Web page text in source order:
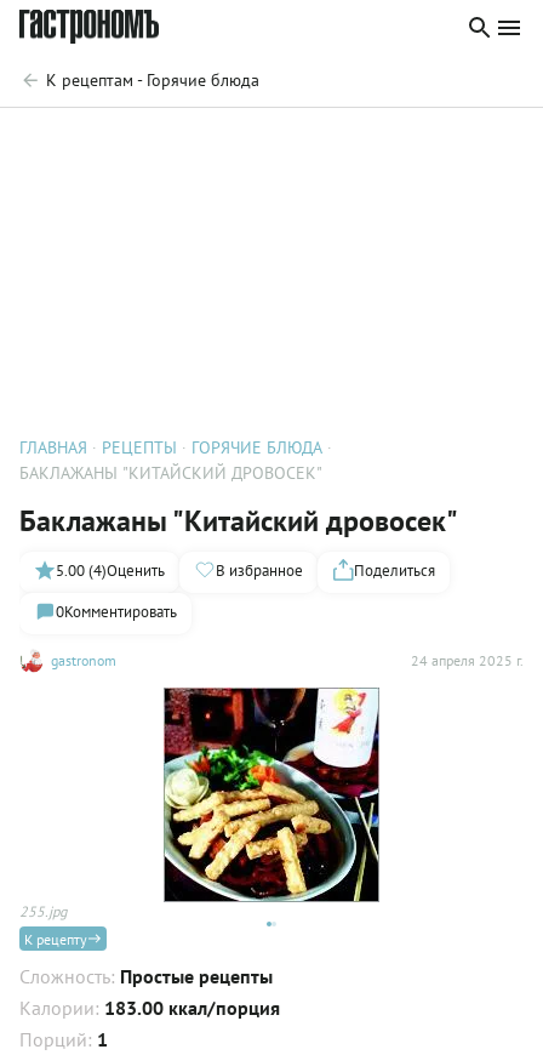
К рецептам - Горячие блюда
ГЛАВНАЯ РЕЦЕПТЫ
ГОРЯЧИЕ БЛЮДА
БАКЛАЖАНЫ "КИТАЙСКИЙ ДРОВОСЕК"
Баклажаны "Китайский дровосек"
gastronom 24 апреля 2025 г.
5.00 (4)Оценить В избранное
Поделиться
0Комментировать
255.jpg
К рецепту
Сложность: Простые рецепты
Калории: 183.00 ккал/порция
Порций: 1